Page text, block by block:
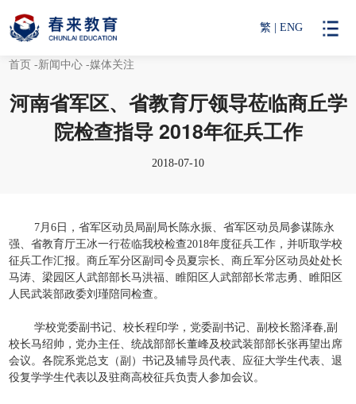
繁 ENG
首页 -新闻中心 -媒体关注
河南省军区、省教育厅领导莅临商丘学
院检查指导 2018年征兵工作
2018-07-10
7月6日，省军区动员局副局长陈永振、省军区动员局参谋陈永
强、省教育厅王冰一行莅临我校检查2018年度征兵工作，并听取学校
征兵工作汇报。商丘军分区副司令员夏宗长、商丘军分区动员处处长
马涛、梁园区人武部部长马洪福、睢阳区人武部部长常志勇、睢阳区
人民武装部政委刘瑾陪同检查。
学校党委副书记、校长程印学，党委副书记、副校长豁泽春,副
校长马绍帅，党办主任、统战部部长董峰及校武装部部长张再望出席
会议。各院系党总支（副）书记及辅导员代表、应征大学生代表、退
役复学学生代表以及驻商高校征兵负责人参加会议。